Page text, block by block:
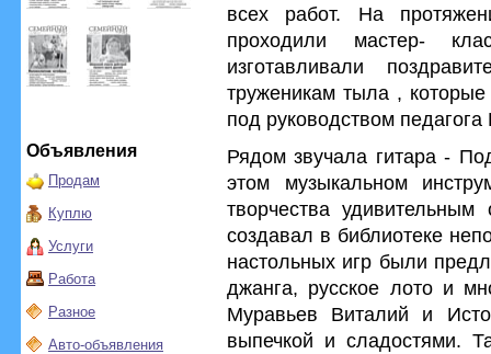
Объявления
Продам
Куплю
Услуги
Работа
Разное
Авто-объявления
всех работ. На
проходили мастер-
изготавливали
труженикам тыла ,
под руководством
Рядом звучала гитара -
этом музыкальном
творчества
создавал в библиотеке
настольных игр были
джанга, русское лото и
Муравьев Виталий и
выпечкой и сладостями.